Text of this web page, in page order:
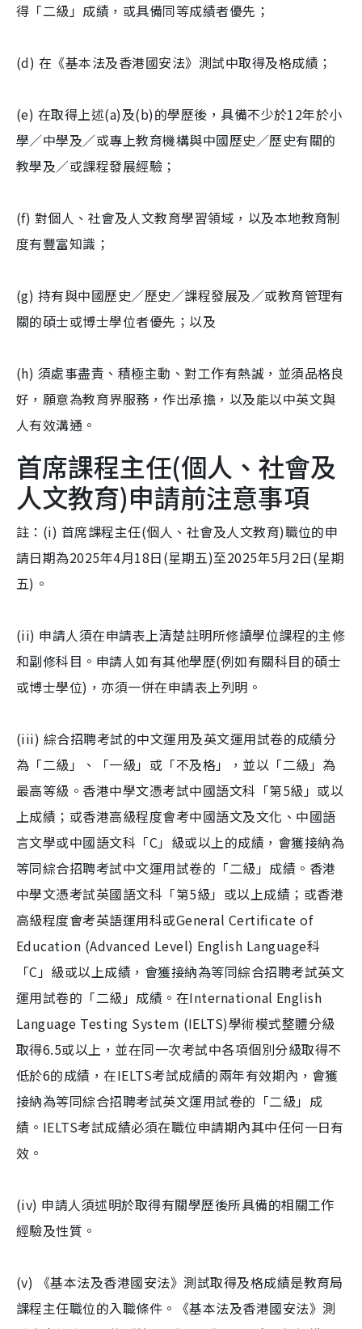
得「二級」成績，或具備同等成績者優先；
(d) 在《基本法及香港國安法》測試中取得及格成績；
(e) 在取得上述(a)及(b)的學歷後，具備不少於12年於小
學／中學及／或專上教育機構與中國歷史／歷史有關的
教學及／或課程發展經驗；
(f) 對個人、社會及人文教育學習領域，以及本地教育制
度有豐富知識；
(g) 持有與中國歷史／歷史／課程發展及／或教育管理有
關的碩士或博士學位者優先；以及
(h) 須處事盡責、積極主動、對工作有熱誠，並須品格良
好，願意為教育界服務，作出承擔，以及能以中英文與
人有效溝通。
首席課程主任(個人、社會及
人文教育)申請前注意事項
註：(i) 首席課程主任(個人、社會及人文教育)職位的申
請日期為2025年4月18日(星期五)至2025年5月2日(星期
五)。
(ii) 申請人須在申請表上清楚註明所修讀學位課程的主修
和副修科目。申請人如有其他學歷(例如有關科目的碩士
或博士學位)，亦須一併在申請表上列明。
(iii) 綜合招聘考試的中文運用及英文運用試卷的成績分
為「二級」、「一級」或「不及格」，並以「二級」為
最高等級。香港中學文憑考試中國語文科「第5級」或以
上成績；或香港高級程度會考中國語文及文化、中國語
言文學或中國語文科「C」級或以上的成績，會獲接納為
等同綜合招聘考試中文運用試卷的「二級」成績。香港
中學文憑考試英國語文科「第5級」或以上成績；或香港
高級程度會考英語運用科或General Certificate of
Education (Advanced Level) English Language科
「C」級或以上成績，會獲接納為等同綜合招聘考試英文
運用試卷的「二級」成績。在International English
Language Testing System (IELTS)學術模式整體分級
取得6.5或以上，並在同一次考試中各項個別分級取得不
低於6的成績，在IELTS考試成績的兩年有效期內，會獲
接納為等同綜合招聘考試英文運用試卷的「二級」成
績。IELTS考試成績必須在職位申請期內其中任何一日有
效。
(iv) 申請人須述明於取得有關學歷後所具備的相關工作
經驗及性質。
(v) 《基本法及香港國安法》測試取得及格成績是教育局
課程主任職位的入職條件。《基本法及香港國安法》測